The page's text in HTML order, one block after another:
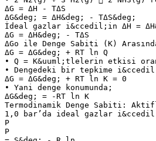
ΔG = ΔH - TΔS
ΔG&deg; = ΔH&deg; - TΔS&deg;
İdeal gazlar i&ccedil;in ΔH =
ΔG = ΔH&deg; - TΔS
ΔGo ile Denge Sabiti (K)
ΔG = ΔG&deg; + RT ln Q
• Q = K&uuml;tlelerin etkisi
• Dengedeki bir tepkime
ΔG = ΔG&deg; + RT ln K = 0
• Yani denge konumunda;
ΔG&deg; = -RT ln K
Termodinamik Denge Sabiti:
1,0 bar’da ideal gazlar
P
P